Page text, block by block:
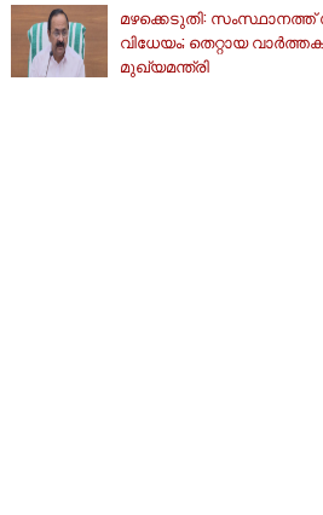
മഴക്കെടുതി:
വിധേയം; തെറ്റായ
മുഖ്യമന്ത്രി